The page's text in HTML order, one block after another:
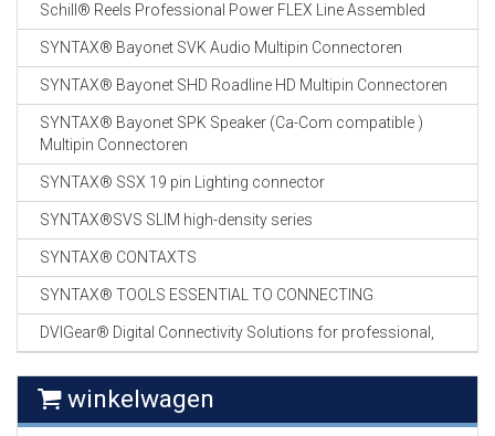
Schill® Reels Professional Power FLEX Line Assembled
SYNTAX® Bayonet SVK Audio Multipin Connectoren
SYNTAX® Bayonet SHD Roadline HD Multipin Connectoren
SYNTAX® Bayonet SPK Speaker (Ca-Com compatible )
Multipin Connectoren
SYNTAX® SSX 19 pin Lighting connector
SYNTAX®SVS SLIM high-density series
SYNTAX® CONTAXTS
SYNTAX® TOOLS ESSENTIAL TO CONNECTING
DVIGear® Digital Connectivity Solutions for professional,
winkelwagen